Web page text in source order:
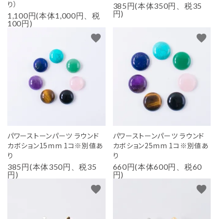
り）
1,100円(本体1,000円、税
100円)
385円(本体350円、税35
円)
パワーストーンパーツ ラウンド
カボション15mm 1コ※別値あ
り
385円(本体350円、税35
円)
favorite
パワーストーンパーツ ラウンド
カボション25mm 1コ※別値あ
り
660円(本体600円、税60
円)
favorite
favorite favorite